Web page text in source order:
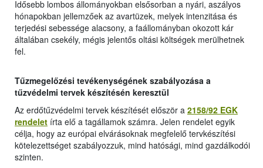
Idősebb lombos állományokban elsősorban a nyári, aszályos
hónapokban jellemzőek az avartüzek, melyek intenzitása és
terjedési sebessége alacsony, a faállományban okozott kár
általában csekély, mégis jelentős oltási költségek merülhetnek
fel.
Tűzmegelőzési tevékenységének szabályozása a
tűzvédelmi tervek készítésén keresztül
Az erdőtűzvédelmi tervek készítését először a 2158/92 EGK
rendelet írta elő a tagállamok számra. Jelen rendelet egyik
célja, hogy az európai elvárásoknak megfelelő tervkészítési
kötelezettséget szabályozzuk, mind hatósági, mind gazdálkodói
szinten.